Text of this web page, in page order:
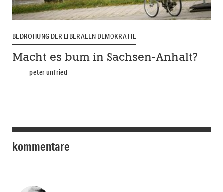
BEDROHUNG DER LIBERALEN DEMOKRATIE
Macht es bum in Sachsen-Anhalt?
peter unfried
kommentare